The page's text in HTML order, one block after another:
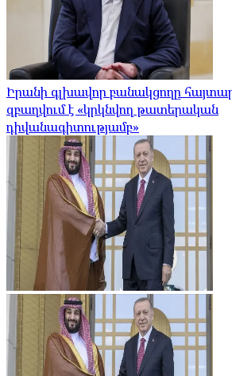
Իրանի գլխավոր բանակցողը
զբաղվում է «կրկնվող թատերական
դիվանագիտությամբ»